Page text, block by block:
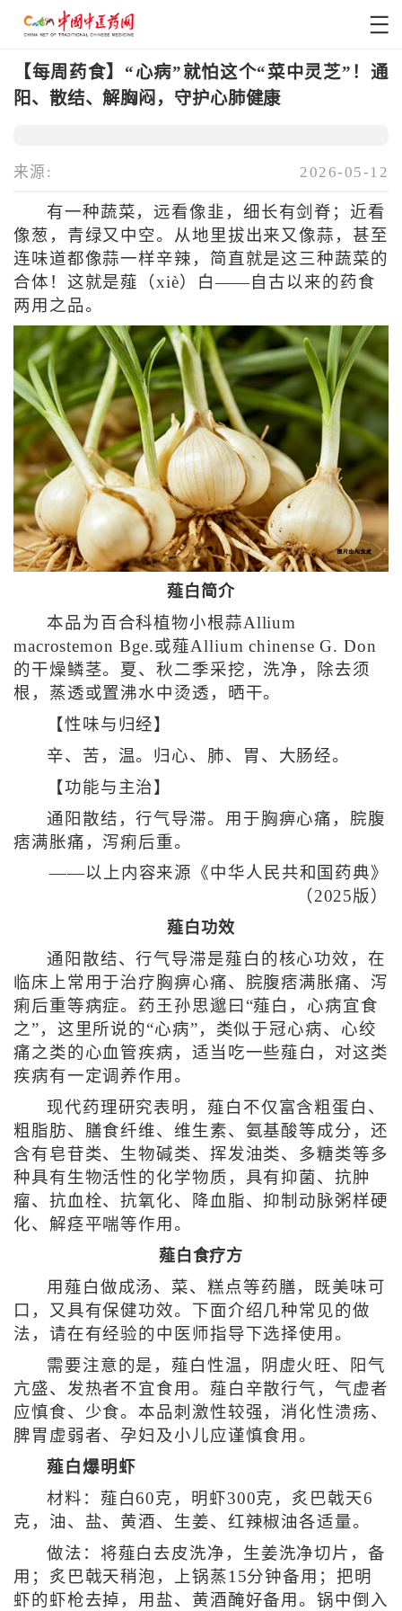
【每周药食】“心病”就怕这个“菜中灵芝”！通
阳、散结、解胸闷，守护心肺健康
来源: 2026-05-12
有一种蔬菜，远看像韭，细长有剑脊；近看
像葱，青绿又中空。从地里拔出来又像蒜，甚至
连味道都像蒜一样辛辣，简直就是这三种蔬菜的
合体！这就是薤（xiè）白——自古以来的药食
两用之品。
薤白简介
本品为百合科植物小根蒜Allium
macrostemon Bge.或薤Allium chinense G. Don
的干燥鳞茎。夏、秋二季采挖，洗净，除去须
根，蒸透或置沸水中烫透，晒干。
【性味与归经】
辛、苦，温。归心、肺、胃、大肠经。
【功能与主治】
通阳散结，行气导滞。用于胸痹心痛，脘腹
痞满胀痛，泻痢后重。
——以上内容来源《中华人民共和国药典》
（2025版）
薤白功效
通阳散结、行气导滞是薤白的核心功效，在
临床上常用于治疗胸痹心痛、脘腹痞满胀痛、泻
痢后重等病症。药王孙思邈曰“薤白，心病宜食
之”，这里所说的“心病”，类似于冠心病、心绞
痛之类的心血管疾病，适当吃一些薤白，对这类
疾病有一定调养作用。
现代药理研究表明，薤白不仅富含粗蛋白、
粗脂肪、膳食纤维、维生素、氨基酸等成分，还
含有皂苷类、生物碱类、挥发油类、多糖类等多
种具有生物活性的化学物质，具有抑菌、抗肿
瘤、抗血栓、抗氧化、降血脂、抑制动脉粥样硬
化、解痉平喘等作用。
薤白食疗方
用薤白做成汤、菜、糕点等药膳，既美味可
口，又具有保健功效。下面介绍几种常见的做
法，请在有经验的中医师指导下选择使用。
需要注意的是，薤白性温，阴虚火旺、阳气
亢盛、发热者不宜食用。薤白辛散行气，气虚者
应慎食、少食。本品刺激性较强，消化性溃疡、
脾胃虚弱者、孕妇及小儿应谨慎食用。
薤白爆明虾
材料：薤白60克，明虾300克，炙巴戟天6
克，油、盐、黄酒、生姜、红辣椒油各适量。
做法：将薤白去皮洗净，生姜洗净切片，备
用；炙巴戟天稍泡，上锅蒸15分钟备用；把明
虾的虾枪去掉，用盐、黄酒醃好备用。锅中倒入